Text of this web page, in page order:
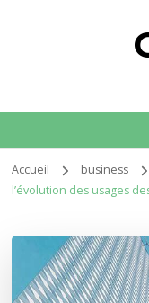
Accueil business
l’évolution des usages